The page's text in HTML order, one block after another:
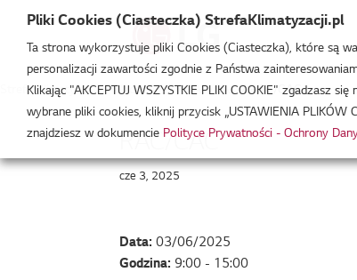
Strefa Klimatyzacji /Wydarzenia/RAC/CAC/RAC/CAC
RAC/CAC
cze 3, 2025
Data: 03/06/2025
Godzina: 9:00 - 15:00
Pliki Cookies (Ciasteczka) StrefaKlimatyzacji.pl
Ta strona wykorzystuje pliki Cookies (Ciasteczka), które są
personalizacji zawartości zgodnie z Państwa
Klikając "AKCEPTUJ WSZYSTKIE PLIKI COOKIE" zgadzasz
wybrane pliki cookies, kliknij przycisk „USTAWIENIA
znajdziesz w dokumencie Polityce Prywatności - Ochrony